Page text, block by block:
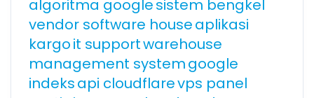
algoritma googlesistem bengkel
vendor software houseaplikasi
kargoit supportwarehouse
management systemgoogle
indeksapi cloudflarevps panel